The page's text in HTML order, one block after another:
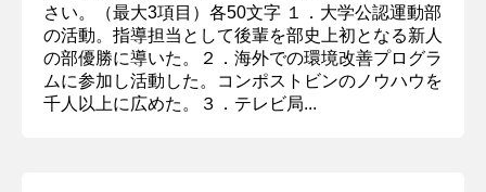
さい。（最大3項目）各50文字 １．大学公認運動部
の活動。指導担当として後輩を部史上初となる新人
の部優勝に導いた。２．海外での環境改善プログラ
ムに参加し活動した。コンポストビンのノウハウを
千人以上に広めた。３．テレビ局...